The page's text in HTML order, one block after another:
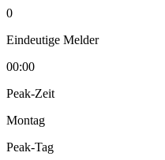
0
Eindeutige Melder
00:00
Peak-Zeit
Montag
Peak-Tag